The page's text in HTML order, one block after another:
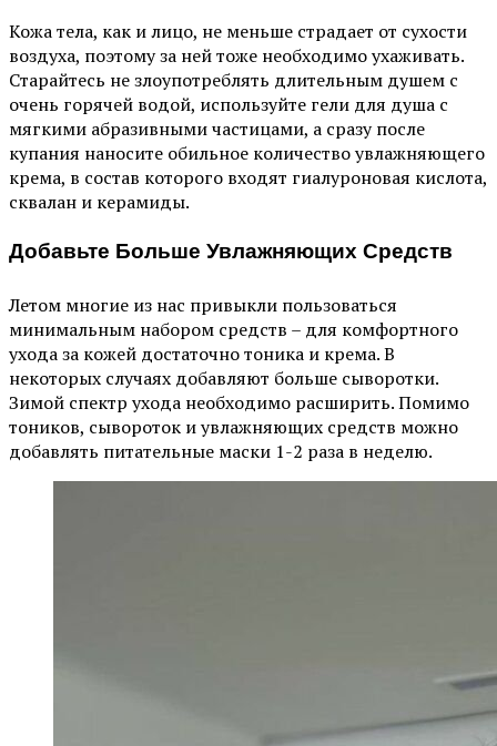
Кожа тела, как и лицо, не меньше страдает от сухости
воздуха, поэтому за ней тоже необходимо ухаживать.
Старайтесь не злоупотреблять длительным душем с
очень горячей водой, используйте гели для душа с
мягкими абразивными частицами, а сразу после
купания наносите обильное количество увлажняющего
крема, в состав которого входят гиалуроновая кислота,
сквалан и керамиды.
Добавьте Больше Увлажняющих Средств
Летом многие из нас привыкли пользоваться
минимальным набором средств – для комфортного
ухода за кожей достаточно тоника и крема. В
некоторых случаях добавляют больше сыворотки.
Зимой спектр ухода необходимо расширить. Помимо
тоников, сывороток и увлажняющих средств можно
добавлять питательные маски 1-2 раза в неделю.